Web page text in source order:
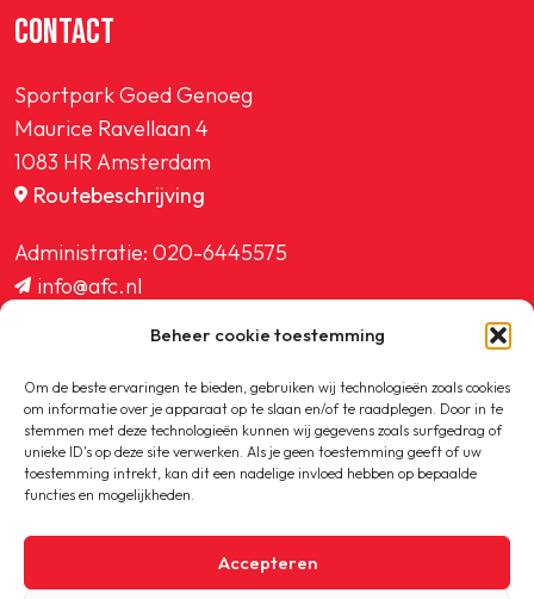
Beheer cookie toestemming
Om de beste ervaringen te bieden, gebruiken wij technologieën zoals cookies
om informatie over je apparaat op te slaan en/of te raadplegen. Door in te
stemmen met deze technologieën kunnen wij gegevens zoals surfgedrag of
unieke ID's op deze site verwerken. Als je geen toestemming geeft of uw
toestemming intrekt, kan dit een nadelige invloed hebben op bepaalde
functies en mogelijkheden.
Accepteren
CONTACT
Sportpark Goed Genoeg
Maurice Ravellaan 4
1083 HR Amsterdam
Routebeschrijving
Administratie: 020-6445575
info@afc.nl
ledenadministratie@afc.nl
Copyright © 2020-2026 AFC